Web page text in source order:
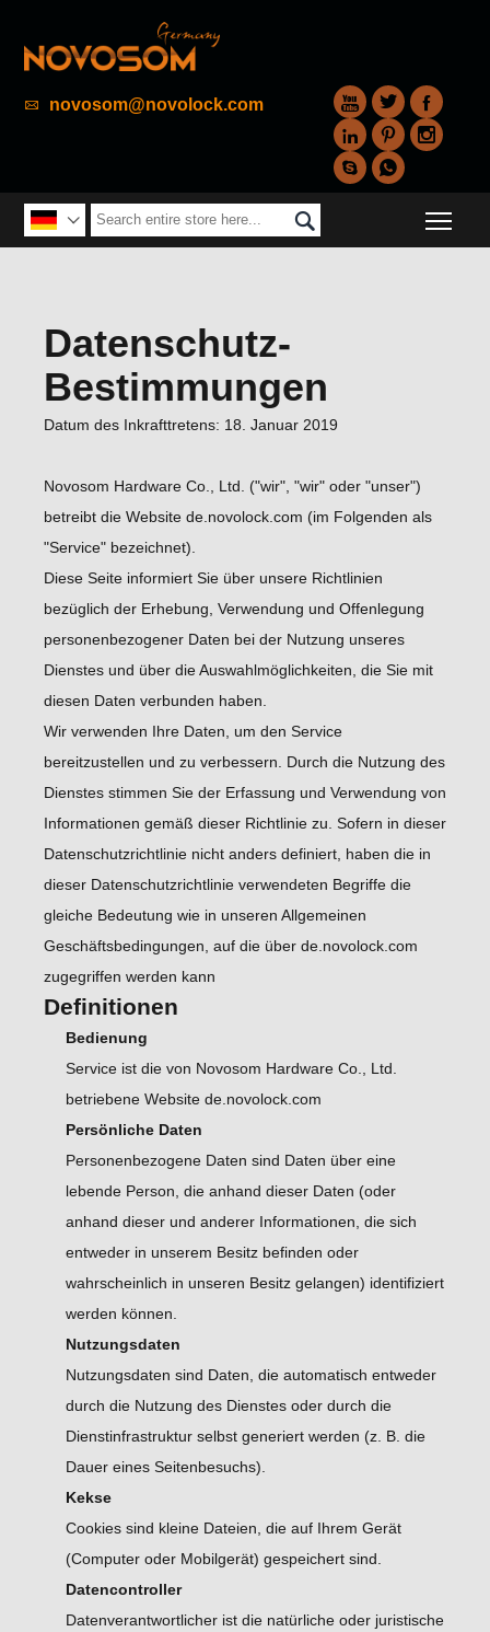
 novosom@novolock.com  






 
Datenschutz-
Bestimmungen
Datum des Inkrafttretens: 18. Januar 2019
Novosom Hardware Co., Ltd. ("wir", "wir" oder "unser")
betreibt die Website de.novolock.com (im Folgenden als
"Service" bezeichnet).
Diese Seite informiert Sie über unsere Richtlinien
bezüglich der Erhebung, Verwendung und Offenlegung
personenbezogener Daten bei der Nutzung unseres
Dienstes und über die Auswahlmöglichkeiten, die Sie mit
diesen Daten verbunden haben.
Wir verwenden Ihre Daten, um den Service
bereitzustellen und zu verbessern. Durch die Nutzung des
Dienstes stimmen Sie der Erfassung und Verwendung von
Informationen gemäß dieser Richtlinie zu. Sofern in dieser
Datenschutzrichtlinie nicht anders definiert, haben die in
dieser Datenschutzrichtlinie verwendeten Begriffe die
gleiche Bedeutung wie in unseren Allgemeinen
Geschäftsbedingungen, auf die über de.novolock.com
zugegriffen werden kann
Definitionen
Bedienung
Service ist die von Novosom Hardware Co., Ltd.
betriebene Website de.novolock.com
Persönliche Daten
Personenbezogene Daten sind Daten über eine
lebende Person, die anhand dieser Daten (oder
anhand dieser und anderer Informationen, die sich
entweder in unserem Besitz befinden oder
wahrscheinlich in unseren Besitz gelangen) identifiziert
werden können.
Nutzungsdaten
Nutzungsdaten sind Daten, die automatisch entweder
durch die Nutzung des Dienstes oder durch die
Dienstinfrastruktur selbst generiert werden (z. B. die
Dauer eines Seitenbesuchs).
Kekse
Cookies sind kleine Dateien, die auf Ihrem Gerät
(Computer oder Mobilgerät) gespeichert sind.
Datencontroller
Datenverantwortlicher ist die natürliche oder juristische